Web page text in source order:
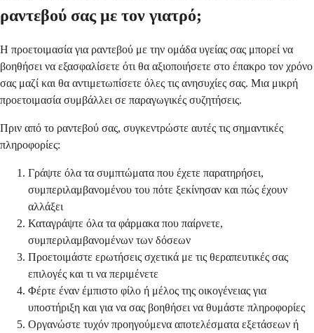
ραντεβού σας με τον γιατρό;
Η προετοιμασία για ραντεβού με την ομάδα υγείας σας μπορεί να
βοηθήσει να εξασφαλίσετε ότι θα αξιοποιήσετε στο έπακρο τον χρόνο
σας μαζί και θα αντιμετωπίσετε όλες τις ανησυχίες σας. Μια μικρή
προετοιμασία συμβάλλει σε παραγωγικές συζητήσεις.
Πριν από το ραντεβού σας, συγκεντρώστε αυτές τις σημαντικές
πληροφορίες:
Γράψτε όλα τα συμπτώματα που έχετε παρατηρήσει,
συμπεριλαμβανομένου του πότε ξεκίνησαν και πώς έχουν
αλλάξει
Καταγράψτε όλα τα φάρμακα που παίρνετε,
συμπεριλαμβανομένων των δόσεων
Προετοιμάστε ερωτήσεις σχετικά με τις θεραπευτικές σας
επιλογές και τι να περιμένετε
Φέρτε έναν έμπιστο φίλο ή μέλος της οικογένειας για
υποστήριξη και για να σας βοηθήσει να θυμάστε πληροφορίες
Οργανώστε τυχόν προηγούμενα αποτελέσματα εξετάσεων ή